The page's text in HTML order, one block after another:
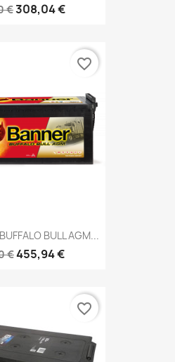
€308,04 €
BULL AGM...
€455,94 €
favorite_border
favorite_border